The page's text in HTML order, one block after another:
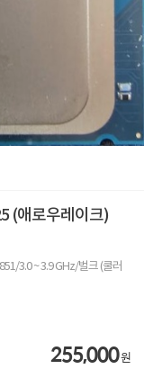
(애로우레이크)
3.0 ~ 3.9 GHz/벌크 (쿨러
255,000원